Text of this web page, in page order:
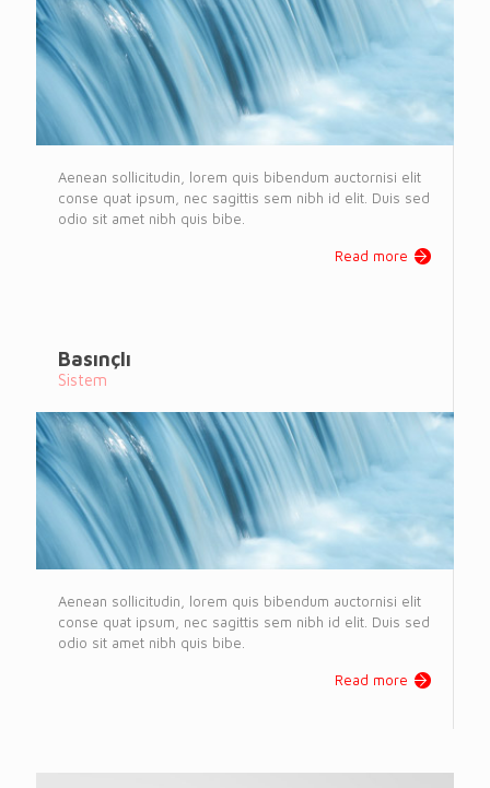
Aenean sollicitudin, lorem quis bibendum auctornisi elit
conse quat ipsum, nec sagittis sem nibh id elit. Duis sed
odio sit amet nibh quis bibe.
Read more
Basınçlı
Sistem
Aenean sollicitudin, lorem quis bibendum auctornisi elit
conse quat ipsum, nec sagittis sem nibh id elit. Duis sed
odio sit amet nibh quis bibe.
Read more